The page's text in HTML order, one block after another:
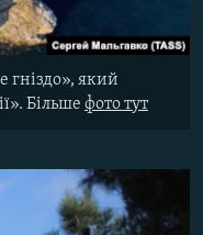
гніздо», який
Більше​ фото тут